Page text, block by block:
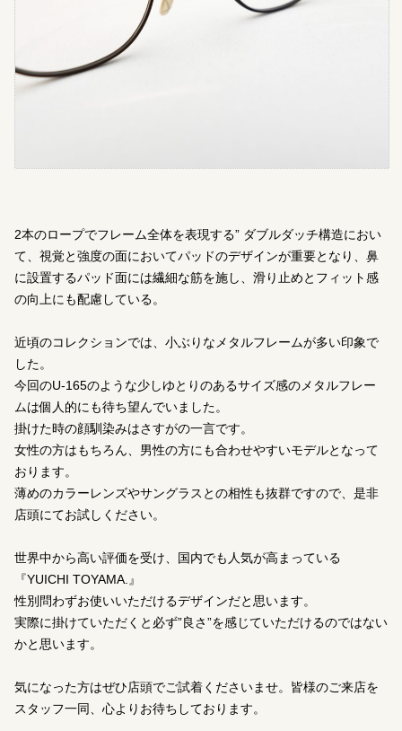
2本のロープでフレーム全体を表現する” ダブルダッチ構造におい
て、視覚と強度の面においてパッドのデザインが重要となり、鼻
に設置するパッド面には繊細な筋を施し、滑り止めとフィット感
の向上にも配慮している。
近頃のコレクションでは、小ぶりなメタルフレームが多い印象で
した。
今回のU-165のような少しゆとりのあるサイズ感のメタルフレー
ムは個人的にも待ち望んでいました。
掛けた時の顔馴染みはさすがの一言です。
女性の方はもちろん、男性の方にも合わせやすいモデルとなって
おります。
薄めのカラーレンズやサングラスとの相性も抜群ですので、是非
店頭にてお試しください。
世界中から高い評価を受け、国内でも人気が高まっている
『YUICHI TOYAMA.』
性別問わずお使いいただけるデザインだと思います。
実際に掛けていただくと必ず”良さ”を感じていただけるのではない
かと思います。
気になった方はぜひ店頭でご試着くださいませ。皆様のご来店を
スタッフ一同、心よりお待ちしております。